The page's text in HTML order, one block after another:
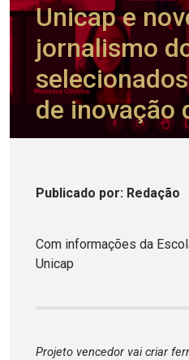
Unicap e
jornalismo
de inovação
Publicado por: Redação
Com informações da
Unicap
Projeto vencedor vai criar